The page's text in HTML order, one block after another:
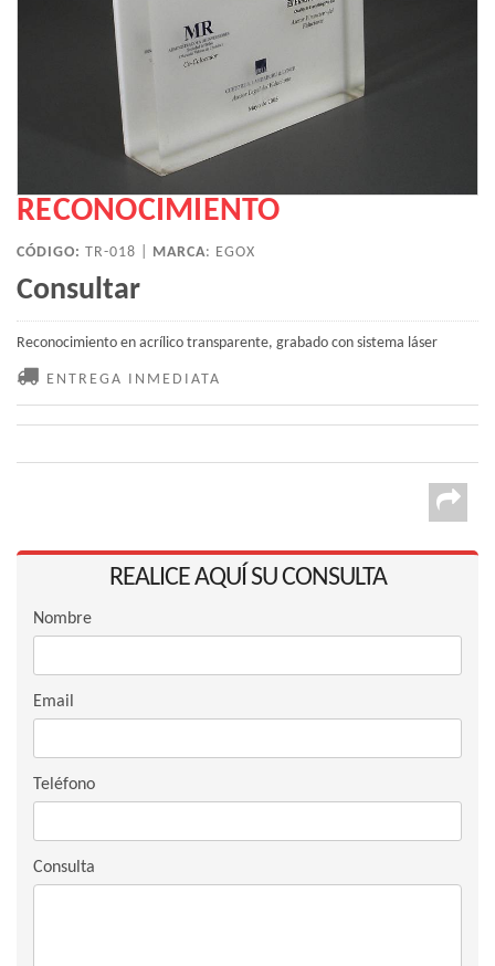
RECONOCIMIENTO
CÓDIGO: TR-018 | MARCA: EGOX
Consultar
Reconocimiento en acrílico transparente, grabado con sistema láser
ENTREGA INMEDIATA
REALICE AQUÍ SU CONSULTA
Nombre
Email
Teléfono
Consulta